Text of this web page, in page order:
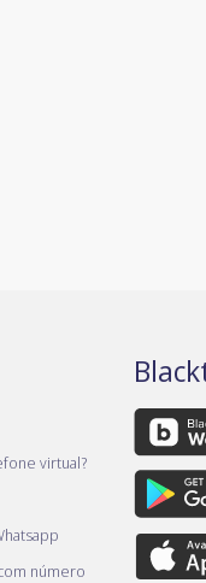
virtual?
número